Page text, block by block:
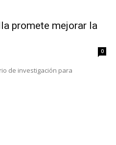
promete mejorar la
0
de investigación para